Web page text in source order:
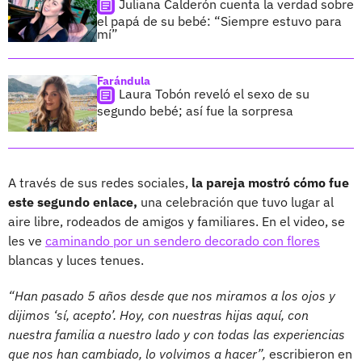
Juliana Calderón cuenta la verdad sobre
el papá de su bebé: “Siempre estuvo para
mí”
Farándula
Laura Tobón reveló el sexo de su
segundo bebé; así fue la sorpresa
A través de sus redes sociales, la pareja mostró cómo fue
este segundo enlace, una celebración que tuvo lugar al
aire libre, rodeados de amigos y familiares. En el video, se
les ve caminando por un sendero decorado con flores
blancas y luces tenues.
“Han pasado 5 años desde que nos miramos a los ojos y
dijimos ‘sí, acepto’. Hoy, con nuestras hijas aquí, con
nuestra familia a nuestro lado y con todas las experiencias
que nos han cambiado, lo volvimos a hacer”, escribieron en